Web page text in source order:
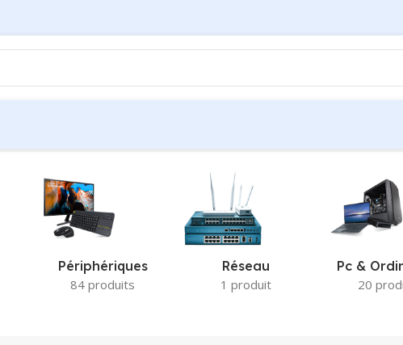
Périphériques
84 produits
Réseau
1 produit
Pc &
20